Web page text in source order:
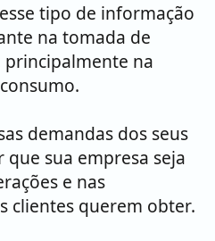
tipo de informação
na tomada de
principalmente na
demandas dos seus
sua empresa seja
e nas
clientes querem obter.